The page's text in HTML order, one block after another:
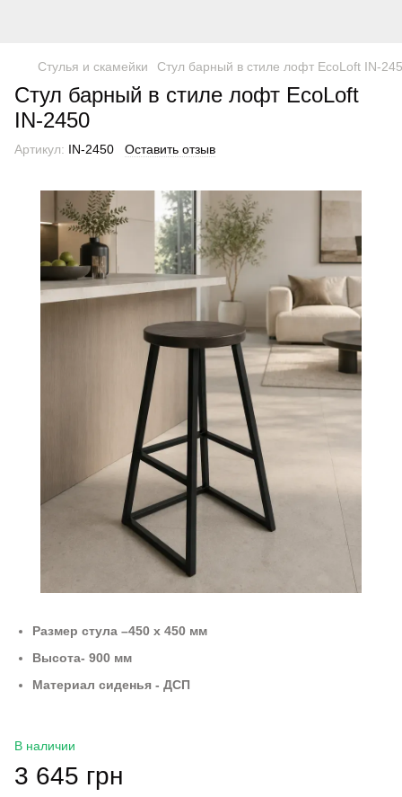
Стулья и скамейки Стул барный в стиле лофт EcoLoft IN-
Стул барный в стиле лофт EcoLoft
IN-2450
Артикул: IN-2450 Оставить отзыв
Размер стула –450 х 450 мм
Высота- 900 мм
Материал сиденья - ДСП
В наличии
3 645 грн